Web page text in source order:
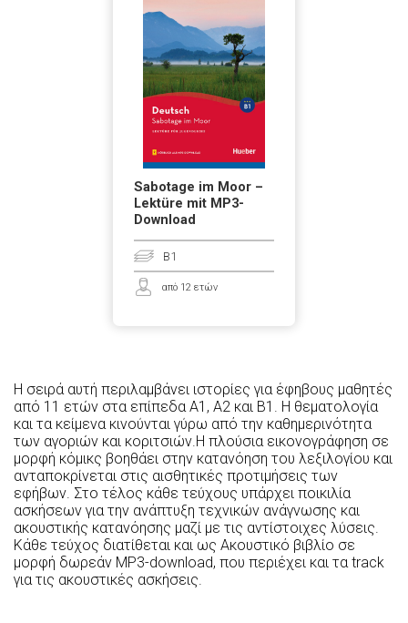
Sabotage im Moor –
Lektüre mit MP3-
Download
B1
από 12 ετών
Η σειρά αυτή περιλαμβάνει ιστορίες για έφηβους μαθητές
από 11 ετών στα επίπεδα A1, A2 και B1. Η θεματολογία
και τα κείμενα κινούνται γύρω από την καθημερινότητα
των αγοριών και κοριτσιών.Η πλούσια εικονογράφηση σε
μορφή κόμικς βοηθάει στην κατανόηση του λεξιλογίου και
ανταποκρίνεται στις αισθητικές προτιμήσεις των
εφήβων. Στο τέλος κάθε τεύχους υπάρχει ποικιλία
ασκήσεων για την ανάπτυξη τεχνικών ανάγνωσης και
ακουστικής κατανόησης μαζί με τις αντίστοιχες λύσεις.
Κάθε τεύχος διατίθεται και ως Ακουστικό βιβλίο σε
μορφή δωρεάν MP3-download, που περιέχει και τα track
για τις ακουστικές ασκήσεις.